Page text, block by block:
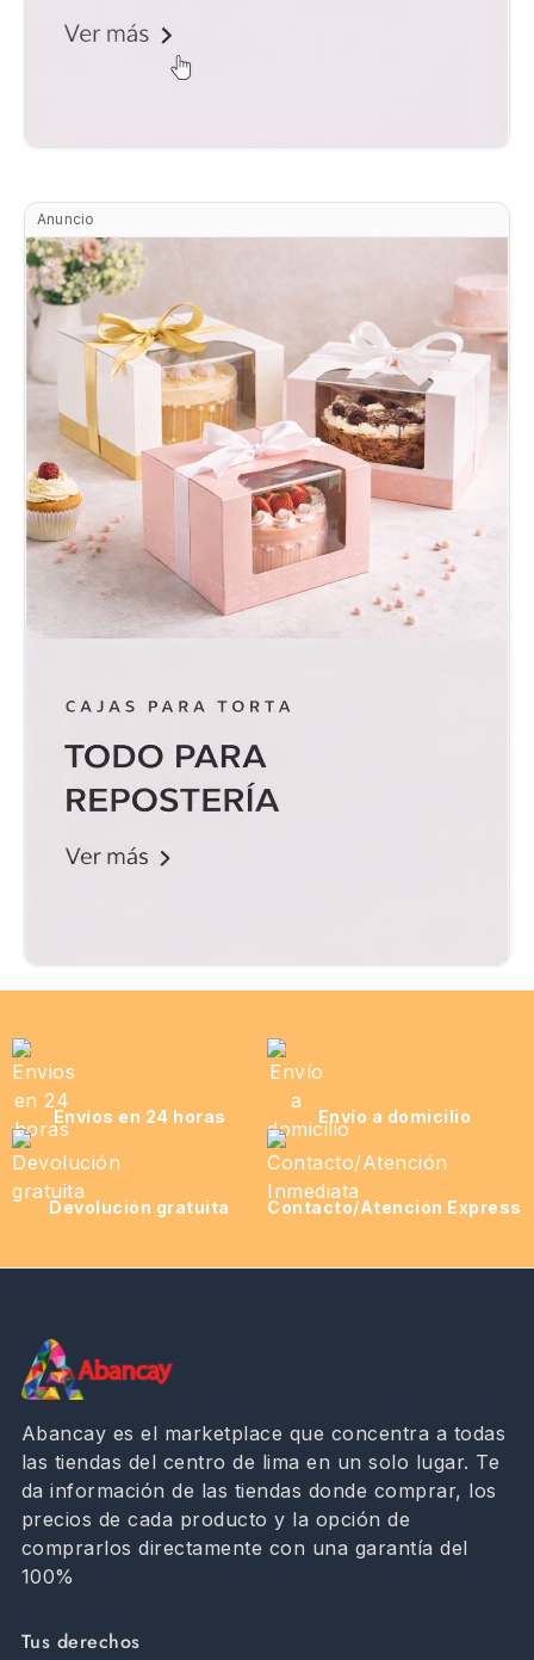
Anuncio
Envíos en 24 horas Envío a domicilio
Devolución gratuita Contacto/Atención Express
Abancay es el marketplace que concentra a todas
las tiendas del centro de lima en un solo lugar. Te
da información de las tiendas donde comprar, los
precios de cada producto y la opción de
comprarlos directamente con una garantía del
100%
Tus derechos